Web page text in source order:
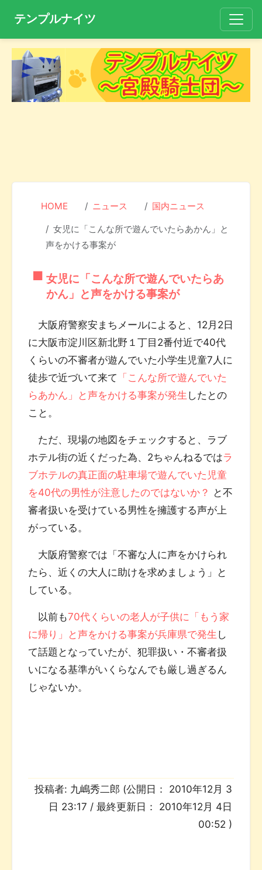
テンプルナイツ
HOME ニュース 国内ニュース
女児に「こんな所で遊んでいたらあかん」と
声をかける事案が
女児に「こんな所で遊んでいたらあ
かん」と声をかける事案が
大阪府警察安まちメールによると、12月2日
に大阪市淀川区新北野１丁目2番付近で40代
くらいの不審者が遊んでいた小学生児童7人に
徒歩で近づいて来て 「こんな所で遊んでいた
らあかん」と声をかける事案が発生 したとの
こと。
ただ、現場の地図をチェックすると、ラブ
ホテル街の近くだった為、2ちゃんねるではラ
ブホテルの真正面の駐車場で遊んでいた児童
を40代の男性が注意したのではないか？ と不
審者扱いを受けている男性を擁護する声が上
がっている。
大阪府警察では「不審な人に声をかけられ
たら、近くの大人に助けを求めましょう」と
している。
以前も70代くらいの老人が子供に「もう家
に帰り」と声をかける事案が兵庫県で発生 し
て話題となっていたが、犯罪扱い・不審者扱
いになる基準がいくらなんでも厳し過ぎるん
じゃないか。
投稿者: 九嶋秀二郎 (公開日： 2010年12月 3
日 23:17 / 最終更新日： 2010年12月 4日
00:52 )